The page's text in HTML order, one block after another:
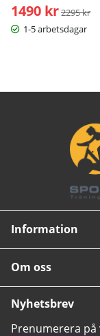
1490 kr Ordinarie
2295 kr
1-5 arbetsdagar
Information
Om oss
Nyhetsbrev
Prenumerera